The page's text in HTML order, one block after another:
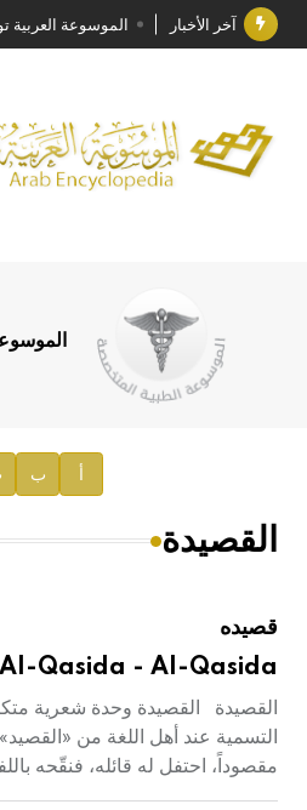
آخر الأخبار الموسوعة العربية
جائزة مجمع الملك
الأستاذ إياد خالد
السيد محمد ياسين
توصيات مجلس
صدور المجلد
إعلان..
أ ب
القصيدة
قصيده
Al-Qasida - Al-Qasida
القصيدة القصيدة وحدة شعرية
التسمية عند أهل اللغة من
مقصوداً، احتفل له قائله، فنقّحه